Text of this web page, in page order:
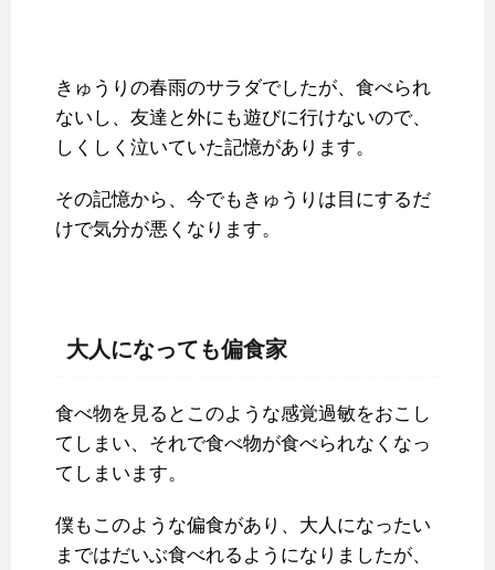
きゅうりの春雨のサラダでしたが、食べられ
ないし、友達と外にも遊びに行けないので、
しくしく泣いていた記憶があります。
その記憶から、今でもきゅうりは目にするだ
けで気分が悪くなります。
大人になっても偏食家
食べ物を見るとこのような感覚過敏をおこし
てしまい、それで食べ物が食べられなくなっ
てしまいます。
僕もこのような偏食があり、大人になったい
まではだいぶ食べれるようになりましたが、